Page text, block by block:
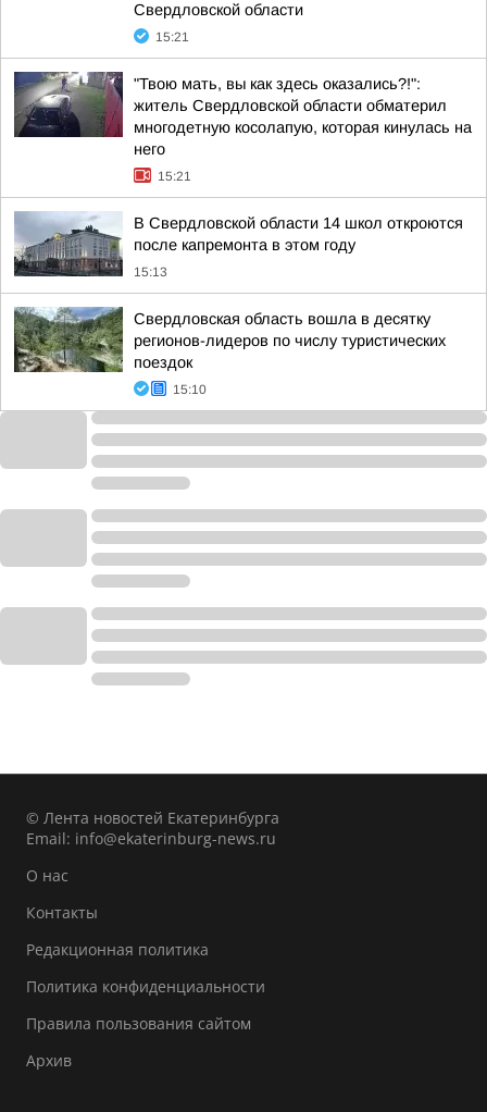
Свердловской области
15:21
"Твою мать, вы как здесь оказались?!":
житель Свердловской области обматерил
многодетную косолапую, которая кинулась на
него
15:21
В Свердловской области 14 школ откроются
после капремонта в этом году
15:13
Свердловская область вошла в десятку
регионов-лидеров по числу туристических
поездок
15:10
© Лента новостей Екатеринбурга
Email: info@ekaterinburg-news.ru
О нас
Контакты
Редакционная политика
Политика конфиденциальности
Правила пользования сайтом
Архив